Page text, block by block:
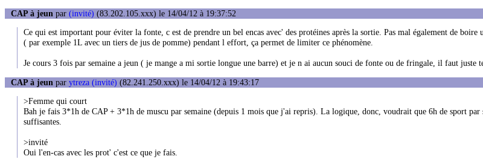
CAP à jeun par (invité) (83.202.105.xxx) le 14/04/12 à 19:37:52
Ce qui est important pour éviter la fonte, c est de prendre un bel encas avec' des protéines après la sortie. Pas mal également de boire
( par exemple 1L avec un tiers de jus de pomme) pendant l effort, ça permet de limiter ce phénomène.
Je cours 3 fois par semaine a jeun ( je mange a mi sortie longue une barre) et je n ai aucun souci de fonte ou de fringale, il faut juste
CAP à jeun par ytreza (invité) (82.241.250.xxx) le 14/04/12 à 19:43:17
>Femme qui court
Bah je fais 3*1h de CAP + 3*1h de muscu par semaine (depuis 1 mois que j'ai repris). La logique, donc, voudrait que 6h de sport par
suffisantes.
>invité
Oui l'en-cas avec les prot' c'est ce que je fais.